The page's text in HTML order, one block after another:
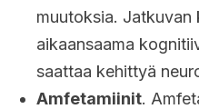
muutoksia. Jatkuvan
aikaansaama
saattaa kehittyä
Amfetamiinit.